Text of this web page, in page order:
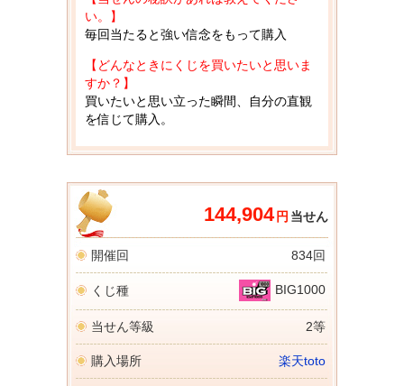
い。】
毎回当たると強い信念をもって購入
【どんなときにくじを買いたいと思いま
すか？】
買いたいと思い立った瞬間、自分の直観
を信じて購入。
144,904 円 当せん
開催回 834回
くじ種 BIG1000
当せん等級 2等
購入場所 楽天toto